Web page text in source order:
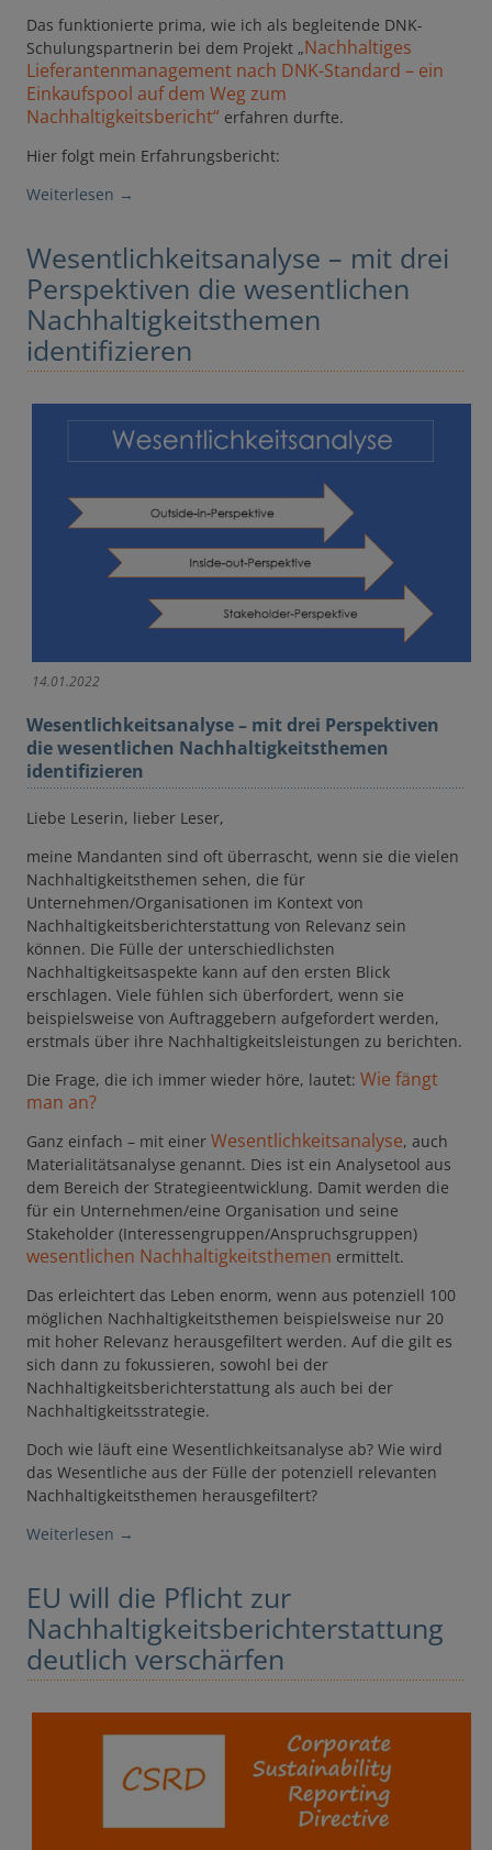
Das funktionierte prima, wie ich als begleitende DNK-
Schulungspartnerin bei dem Projekt „Nachhaltiges
Lieferantenmanagement nach DNK-Standard – ein
Einkaufspool auf dem Weg zum
Nachhaltigkeitsbericht“ erfahren durfte.
Hier folgt mein Erfahrungsbericht:
Weiterlesen →
Wesentlichkeitsanalyse – mit drei
Perspektiven die wesentlichen
Nachhaltigkeitsthemen
identifizieren
14.01.2022
Wesentlichkeitsanalyse – mit drei Perspektiven
die wesentlichen Nachhaltigkeitsthemen
identifizieren
Liebe Leserin, lieber Leser,
meine Mandanten sind oft überrascht, wenn sie die vielen
Nachhaltigkeitsthemen sehen, die für
Unternehmen/Organisationen im Kontext von
Nachhaltigkeitsberichterstattung von Relevanz sein
können. Die Fülle der unterschiedlichsten
Nachhaltigkeitsaspekte kann auf den ersten Blick
erschlagen. Viele fühlen sich überfordert, wenn sie
beispielsweise von Auftraggebern aufgefordert werden,
erstmals über ihre Nachhaltigkeitsleistungen zu berichten.
Die Frage, die ich immer wieder höre, lautet: Wie fängt
man an?
Ganz einfach – mit einer Wesentlichkeitsanalyse, auch
Materialitätsanalyse genannt. Dies ist ein Analysetool aus
dem Bereich der Strategieentwicklung. Damit werden die
für ein Unternehmen/eine Organisation und seine
Stakeholder (Interessengruppen/Anspruchsgruppen)
wesentlichen Nachhaltigkeitsthemen ermittelt.
Das erleichtert das Leben enorm, wenn aus potenziell 100
möglichen Nachhaltigkeitsthemen beispielsweise nur 20
mit hoher Relevanz herausgefiltert werden. Auf die gilt es
sich dann zu fokussieren, sowohl bei der
Nachhaltigkeitsberichterstattung als auch bei der
Nachhaltigkeitsstrategie.
Doch wie läuft eine Wesentlichkeitsanalyse ab? Wie wird
das Wesentliche aus der Fülle der potenziell relevanten
Nachhaltigkeitsthemen herausgefiltert?
Weiterlesen →
EU will die Pflicht zur
Nachhaltigkeitsberichterstattung
deutlich verschärfen